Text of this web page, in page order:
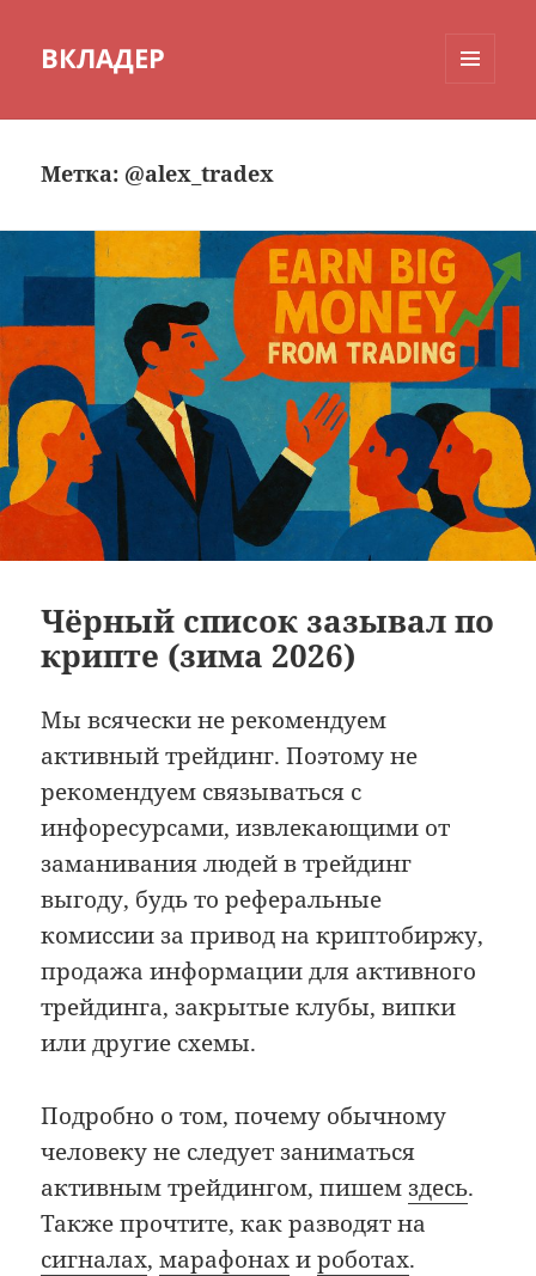
ВКЛАДЕР
Метка: @alex_tradex
Чёрный список зазывал по
крипте (зима 2026)
Мы всячески не рекомендуем
активный трейдинг. Поэтому не
рекомендуем связываться с
инфоресурсами, извлекающими от
заманивания людей в трейдинг
выгоду, будь то реферальные
комиссии за привод на криптобиржу,
продажа информации для активного
трейдинга, закрытые клубы, випки
или другие схемы.
Подробно о том, почему обычному
человеку не следует заниматься
активным трейдингом, пишемздесь.
Также прочтите, как разводят на
сигналах,марафонахироботах.